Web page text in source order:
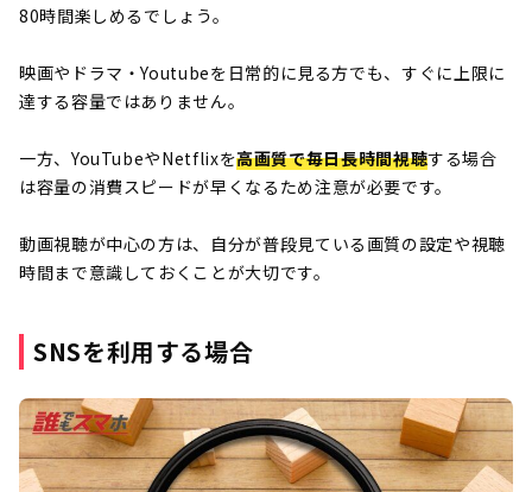
80時間楽しめるでしょう。
映画やドラマ・Youtubeを日常的に見る方でも、すぐに上限に
達する容量ではありません。
一方、YouTubeやNetflixを高画質で毎日長時間視聴する場合
は容量の消費スピードが早くなるため注意が必要です。
動画視聴が中心の方は、自分が普段見ている画質の設定や視聴
時間まで意識しておくことが大切です。
SNSを利用する場合